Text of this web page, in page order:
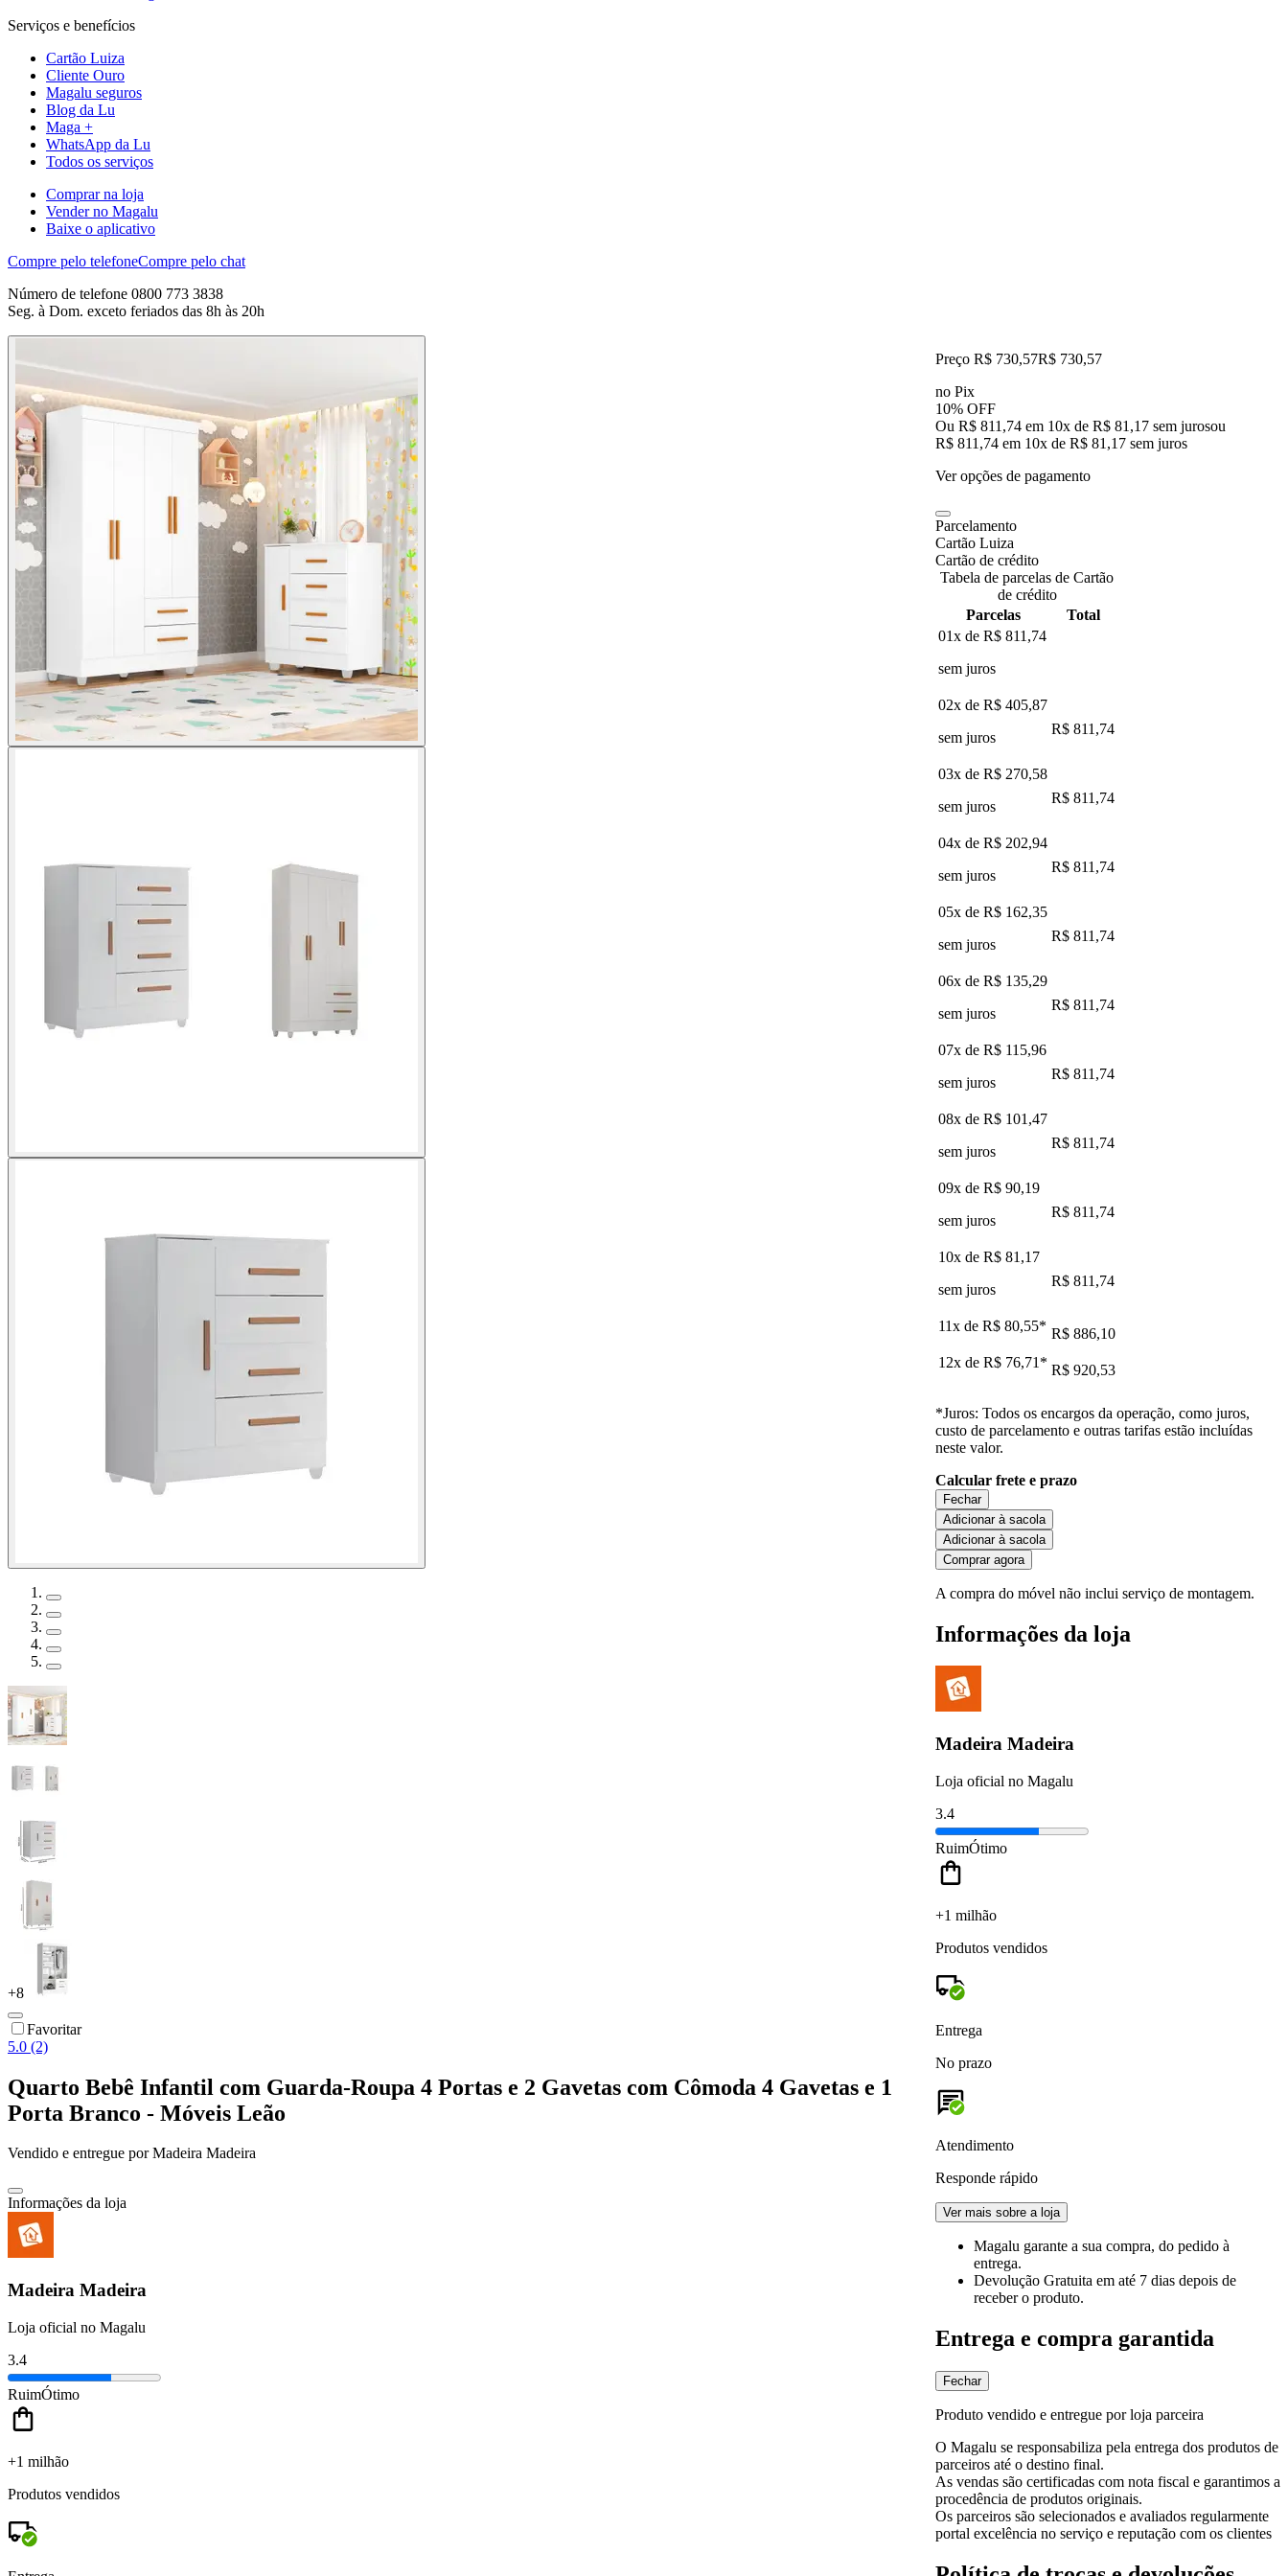
Serviços e benefícios
Cartão Luiza
Cliente Ouro
Magalu seguros
Blog da Lu
Maga +
WhatsApp da Lu
Todos os serviços
Comprar na loja
Vender no Magalu
Baixe o aplicativo
Compre pelo telefoneCompre pelo chat
Número de telefone 0800 773 3838
Seg. à Dom. exceto feriados das 8h às 20h
+8
Favoritar
5.0 (2)
Quarto Bebê Infantil com Guarda-Roupa 4 Portas e 2 Gavetas com Cômoda 4 Gavetas e 1
Porta Branco - Móveis Leão
Vendido e entregue por Madeira Madeira
Informações da loja
Madeira Madeira
Loja oficial no Magalu
3.4
RuimÓtimo
+1 milhão
Produtos vendidos
Preço R$ 730,57R$ 730,57
no Pix
10% OFF
Ou R$ 811,74 em 10x de R$ 81,17 sem jurosou
R$ 811,74 em 10x de R$ 81,17 sem juros
Ver opções de pagamento
Parcelamento
Cartão Luiza
Cartão de crédito
Tabela de parcelas de Cartão
de crédito
Parcelas
Total
01x de R$ 811,74
sem juros
02x de R$ 405,87
sem juros
R$ 811,74
03x de R$ 270,58
sem juros
R$ 811,74
04x de R$ 202,94
sem juros
R$ 811,74
05x de R$ 162,35
sem juros
R$ 811,74
06x de R$ 135,29
sem juros
R$ 811,74
07x de R$ 115,96
sem juros
R$ 811,74
08x de R$ 101,47
sem juros
R$ 811,74
09x de R$ 90,19
sem juros
R$ 811,74
10x de R$ 81,17
sem juros
R$ 811,74
11x de R$ 80,55* R$ 886,10
12x de R$ 76,71 * R$ 920,53
*Juros: Todos os encargos da operação, como juros,
custo de parcelamento e outras tarifas estão incluídas
neste valor.
Calcular frete e prazo
Fechar
Adicionar à sacola
Adicionar à sacola
Comprar agora
A compra do móvel não inclui serviço de montagem.
Informações da loja
Madeira Madeira
Loja oficial no Magalu
3.4
RuimÓtimo
+1 milhão
Produtos vendidos
Entrega
No prazo
Atendimento
Responde rápido
Ver mais sobre a loja
Magalu garante a sua compra, do pedido à
entrega.
Devolução Gratuita em até 7 dias depois de
receber o produto.
Entrega e compra garantida
Fechar
Produto vendido e entregue por loja parceira
O Magalu se responsabiliza pela entrega dos produtos de
parceiros até o destino final.
As vendas são certificadas com nota fiscal e garantimos a
procedência de produtos originais.
Os parceiros são selecionados e avaliados regularmente
portal excelência no serviço e reputação com os clientes